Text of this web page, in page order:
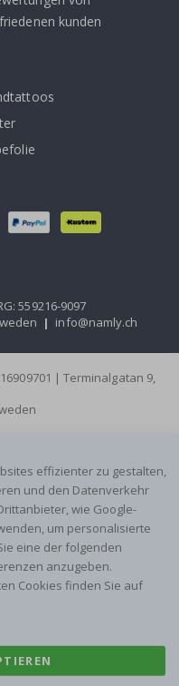
kunden
559216-9097
| info@namly.ch
| Terminalgatan 9,
effizienter zu gestalten,
und den Datenverkehr
wie Google-
um personalisierte
eine der folgenden
anzugeben.
Cookies finden Sie auf